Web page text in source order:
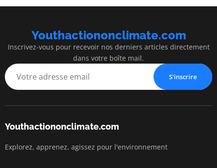
Youthactiononclimate.com
Inscrivez-vous pour recevoir nos derniers articles directement
dans votre boîte mail.
S'inscrire
Youthactiononclimate.com
Explorez, apprenez, agissez pour l'environnement